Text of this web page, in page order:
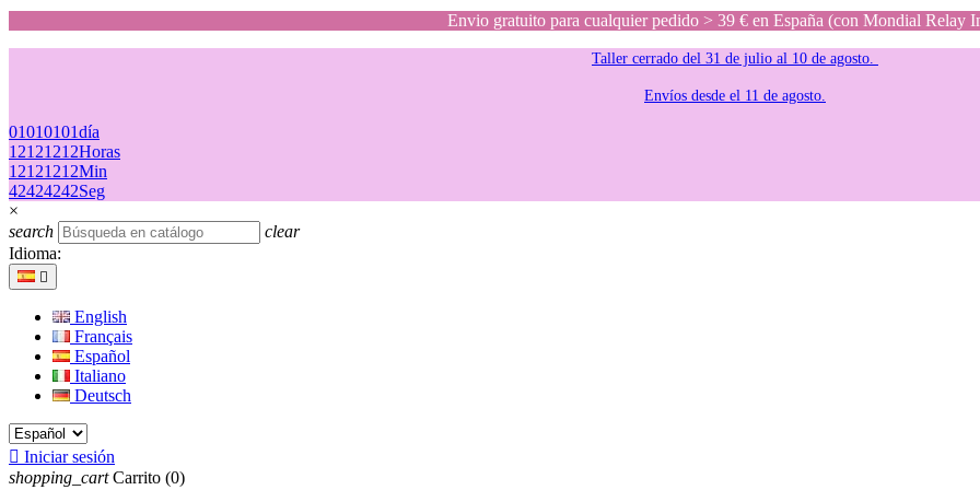
Envio gratuito para cualquier pedido > 39 € en España (con Mondial Relay
Taller cerrado del 31 de julio al 10 de agosto.
Envíos desde el 11 de agosto.
01010101día
12121212Horas
12121212Min
42424242Seg
×
search
clear
Idioma:

English
Français
Español
Italiano
Deutsch
 Iniciar sesión
shopping_cart Carrito (0)